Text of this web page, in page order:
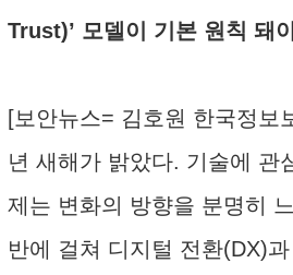
Trust)’ 모델이 기본 원칙 돼
[보안뉴스= 김호원 한국정보
년 새해가 밝았다. 기술에 관
제는 변화의 방향을 분명히
반에 걸쳐 디지털 전환(DX)